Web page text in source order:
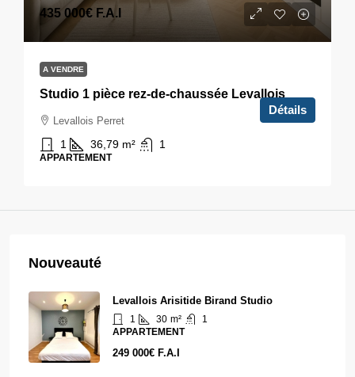
435 000€ F.A.I
A VENDRE
Studio 1 pièce rez-de-chaussée Levallois
Levallois Perret
1 36,79 m² 1
APPARTEMENT
Détails
Nouveauté
Levallois Arisitide Birand Studio
1 30 m²
1
APPARTEMENT
249 000€ F.A.I